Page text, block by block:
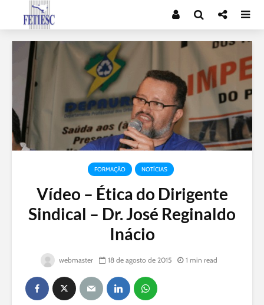
FORMAÇÃO NOTÍCIAS
Vídeo – Ética do Dirigente
Sindical – Dr. José Reginaldo
Inácio
webmaster 18 de agosto de 2015 1 min read